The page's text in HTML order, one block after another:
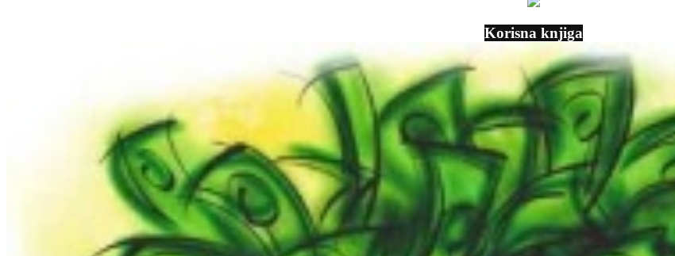
Korisna knjiga